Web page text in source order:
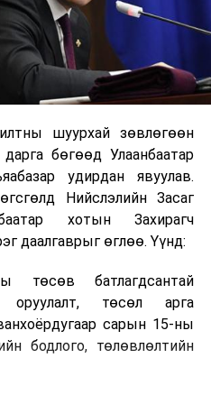
шуурхай зөвлөгөөн
бөгөөд Улаанбаатар
удирдан явуулав.
Нийслэлийн Засаг
хотын Захирагч
даалгаврыг өглөө. Үүнд:
төсөв батлагдсантай
оруулалт, төсөл арга
сарын 15-ны
бодлого, төлөвлөлтийн